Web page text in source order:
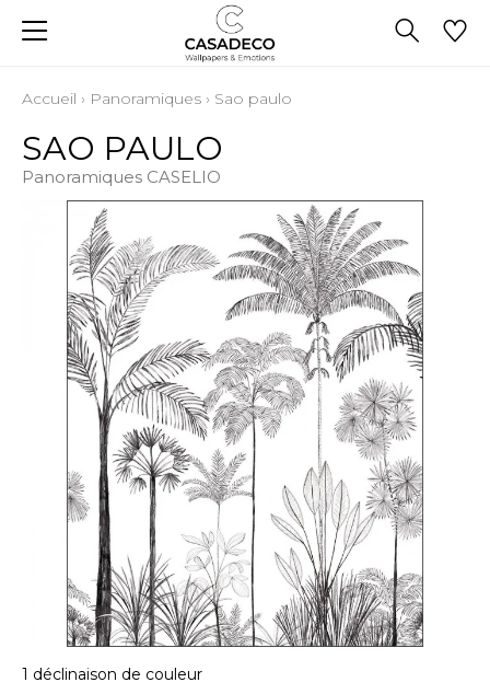
Accueil › Panoramiques › Sao paulo
SAO PAULO
Panoramiques CASELIO
1 déclinaison de couleur